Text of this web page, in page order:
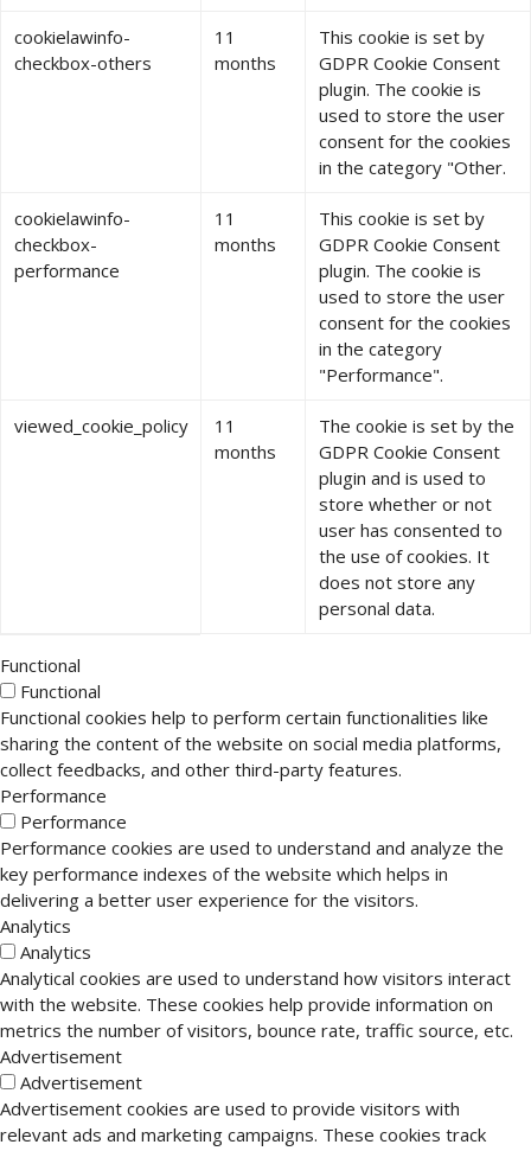
cookielawinfo-
checkbox-others
11
months
This cookie is set by
GDPR Cookie Consent
plugin. The cookie is
used to store the user
consent for the cookies
in the category "Other.
cookielawinfo-
checkbox-
performance
11
months
This cookie is set by
GDPR Cookie Consent
plugin. The cookie is
used to store the user
consent for the cookies
in the category
"Performance".
viewed_cookie_policy
11
months
The cookie is set by the
GDPR Cookie Consent
plugin and is used to
store whether or not
user has consented to
the use of cookies. It
does not store any
personal data.
Functional
Functional
Functional cookies help to perform certain functionalities like
sharing the content of the website on social media platforms,
collect feedbacks, and other third-party features.
Performance
Performance
Performance cookies are used to understand and analyze the
key performance indexes of the website which helps in
delivering a better user experience for the visitors.
Analytics
Analytics
Analytical cookies are used to understand how visitors interact
with the website. These cookies help provide information on
metrics the number of visitors, bounce rate, traffic source, etc.
Advertisement
Advertisement
Advertisement cookies are used to provide visitors with
relevant ads and marketing campaigns. These cookies track